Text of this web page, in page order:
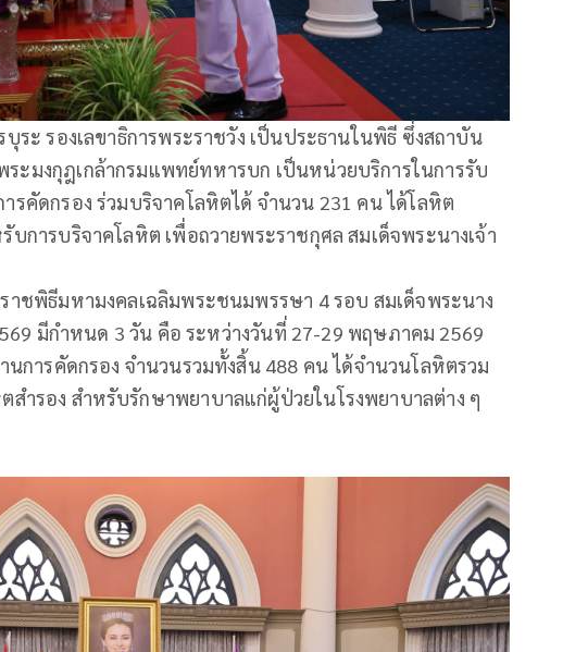
ะ รองเลขาธิการพระราชวัง เป็นประธานในพิธี ซึ่งสถาบัน
ะมงกุฎเกล้ากรมแพทย์ทหารบก เป็นหน่วยบริการในการรับ
รคัดกรอง ร่วมบริจาคโลหิตได้ จำนวน 231 คน ได้โลหิต
การบริจาคโลหิต เพื่อถวายพระราชกุศล สมเด็จพระนางเจ้า
าชพิธีมหามงคลเฉลิมพระชนมพรรษา 4 รอบ สมเด็จพระนาง
มีกำหนด 3 วัน คือ ระหว่างวันที่ 27-29 พฤษภาคม 2569
การคัดกรอง จำนวนรวมทั้งสิ้น 488 คน ได้จำนวนโลหิตรวม
สำรอง สำหรับรักษาพยาบาลแก่ผู้ป่วยในโรงพยาบาลต่าง ๆ